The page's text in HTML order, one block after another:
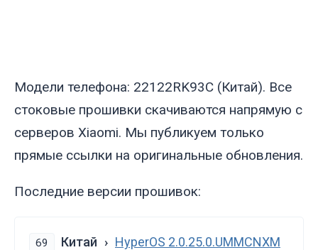
Модели телефона: 22122RK93C (Китай). Все
стоковые прошивки скачиваются напрямую с
серверов Xiaomi. Мы публикуем только
прямые ссылки на оригинальные обновления.
Последние версии прошивок:
69 Китай HyperOS 2.0.25.0.UMMCNXM